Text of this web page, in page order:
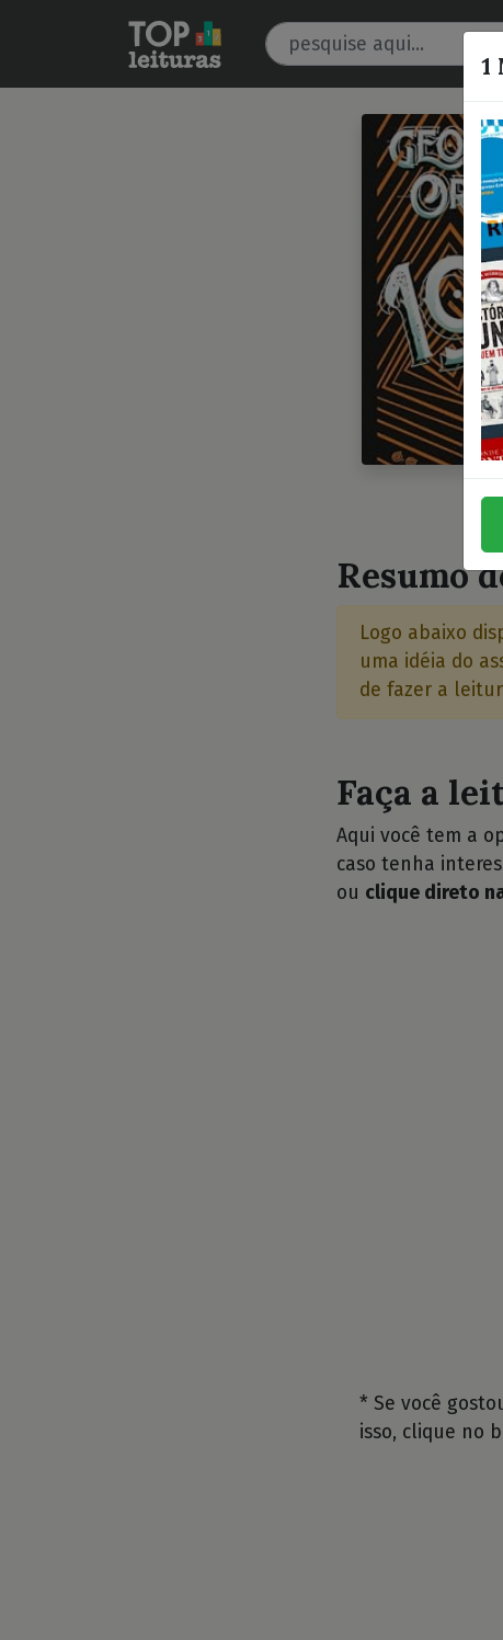
Resumo
Logo abaixo
uma idéia do
de fazer a
Faça a
Aqui você tem a
caso tenha
ou clique direto
* Se você
isso, clique no
1